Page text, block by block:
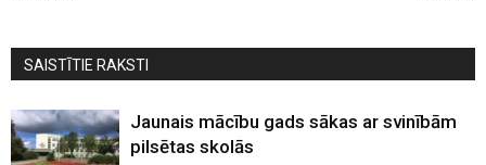
SAISTĪTIE RAKSTI
Jaunais mācību gads sākas ar svinībām
pilsētas skolās